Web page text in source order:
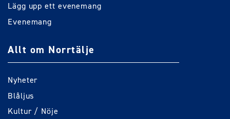
Lägg upp ett evenemang
Evenemang
Allt om Norrtälje
Nyheter
Blåljus
Kultur / Nöje